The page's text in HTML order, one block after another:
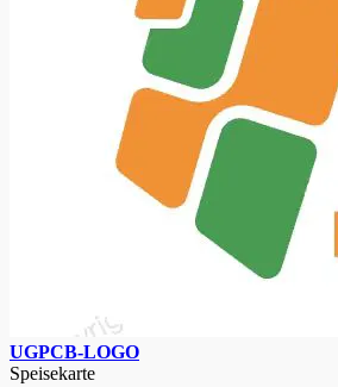
UGPCB-LOGO
Speisekarte